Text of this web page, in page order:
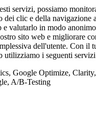
servizi, possiamo
dei clic e della navigazione
e valutarlo in modo
sito web e migliorare
dell'utente. Con il
utilizziamo i seguenti
Google Optimize,
A/B-Testing